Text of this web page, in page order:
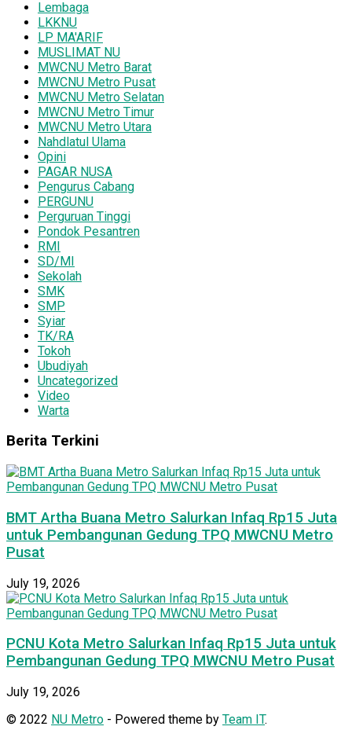
Lembaga
LKKNU
LP MA'ARIF
MUSLIMAT NU
MWCNU Metro Barat
MWCNU Metro Pusat
MWCNU Metro Selatan
MWCNU Metro Timur
MWCNU Metro Utara
Nahdlatul Ulama
Opini
PAGAR NUSA
Pengurus Cabang
PERGUNU
Perguruan Tinggi
Pondok Pesantren
RMI
SD/MI
Sekolah
SMK
SMP
Syiar
TK/RA
Tokoh
Ubudiyah
Uncategorized
Video
Warta
Berita Terkini
BMT Artha Buana Metro Salurkan Infaq Rp15 Juta
untuk Pembangunan Gedung TPQ MWCNU Metro
Pusat
July 19, 2026
PCNU Kota Metro Salurkan Infaq Rp15 Juta untuk
Pembangunan Gedung TPQ MWCNU Metro Pusat
July 19, 2026
© 2022 NU Metro - Powered theme by Team IT.